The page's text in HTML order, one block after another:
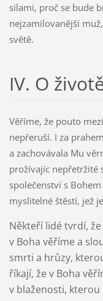
silami, proč se bude
nejzamilovanější
světě.
IV. O
Věříme, že pouto
nepřeruší. I za
a zachovávala Mu
prožívajíc nepřetržité
společenství s
myslitelné štěstí, jež
Někteří lidé tvrdí,
v Boha věříme a
smrti a hrůzy,
říkají, že v Boha
v blaženosti,